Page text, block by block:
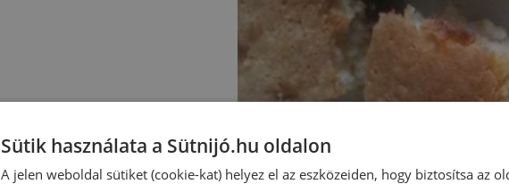
Sütik használata a Sütnijó.hu oldalon
A jelen weboldal sütiket (cookie-kat) helyez el az eszközeiden, hogy biztosítsa az